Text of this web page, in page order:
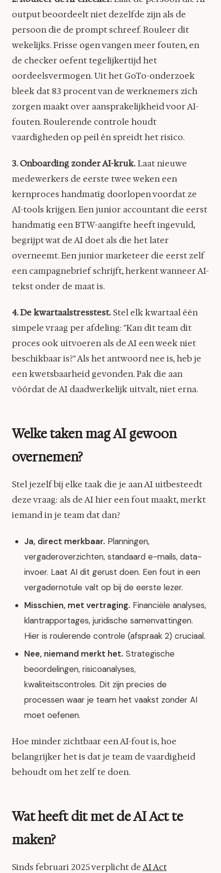
output beoordeelt niet dezelfde zijn als de
persoon die de prompt schreef. Rouleer dit
wekelijks. Frisse ogen vangen meer fouten, en
de checker oefent tegelijkertijd het
oordeelsvermogen. Uit het GoTo-onderzoek
bleek dat 83 procent van de werknemers zich
zorgen maakt over aansprakelijkheid voor AI-
fouten. Roulerende controle houdt
vaardigheden op peil én spreidt het risico.
3. Onboarding zonder AI-kruk.Laat nieuwe
medewerkers de eerste twee weken een
kernproces handmatig doorlopen voordat ze
AI-tools krijgen. Een junior accountant die eerst
handmatig een BTW-aangifte heeft ingevuld,
begrijpt wat de AI doet als die het later
overneemt. Een junior marketeer die eerst zelf
een campagnebrief schrijft, herkent wanneer AI-
tekst onder de maat is.
4. De kwartaalstresstest. Stel elk kwartaal één
simpele vraag per afdeling: "Kan dit team dit
proces ook uitvoeren als de AI een week niet
beschikbaar is?" Als het antwoord nee is, heb je
een kwetsbaarheid gevonden. Pak die aan
vóórdat de AI daadwerkelijk uitvalt, niet erna.
Welke taken mag AI gewoon
overnemen?
Stel jezelf bij elke taak die je aan AI uitbesteedt
deze vraag: als de AI hier een fout maakt, merkt
iemand in je team dat dan?
Ja, direct merkbaar. Planningen,
vergaderoverzichten, standaard e-mails, data-
invoer. Laat AI dit gerust doen. Een fout in een
vergadernotule valt op bij de eerste lezer.
Misschien, met vertraging. Financiële analyses,
klantrapportages, juridische samenvattingen.
Hier is roulerende controle (afspraak 2) cruciaal.
Nee, niemand merkt het. Strategische
beoordelingen, risicoanalyses,
kwaliteitscontroles. Dit zijn precies de
processen waar je team het vaakst zonder AI
moet oefenen.
Hoe minder zichtbaar een AI-fout is, hoe
belangrijker het is dat je team de vaardigheid
behoudt om het zelf te doen.
Wat heeft dit met de AI Act te
maken?
Sinds februari 2025 verplicht deAI Act